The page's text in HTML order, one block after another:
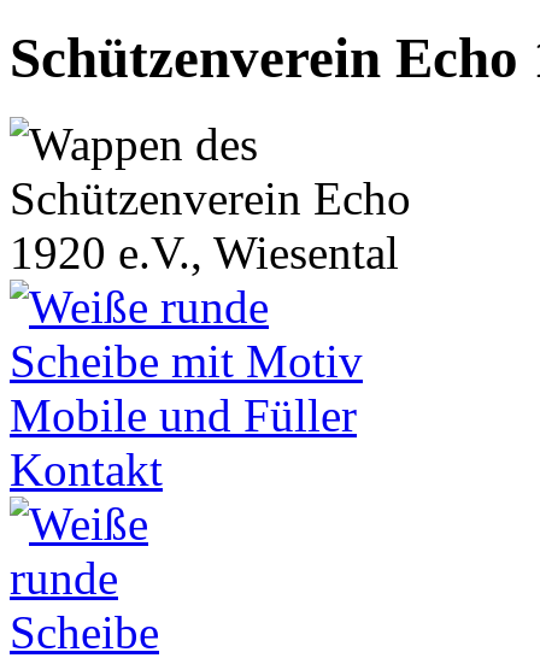
Schützenverein Echo
Kontakt